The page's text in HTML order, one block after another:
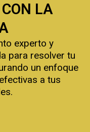
LA
experto y
para resolver tu
un enfoque
a tus